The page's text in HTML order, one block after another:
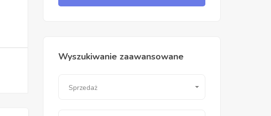
Wyszukiwanie zaawansowane
Sprzedaż